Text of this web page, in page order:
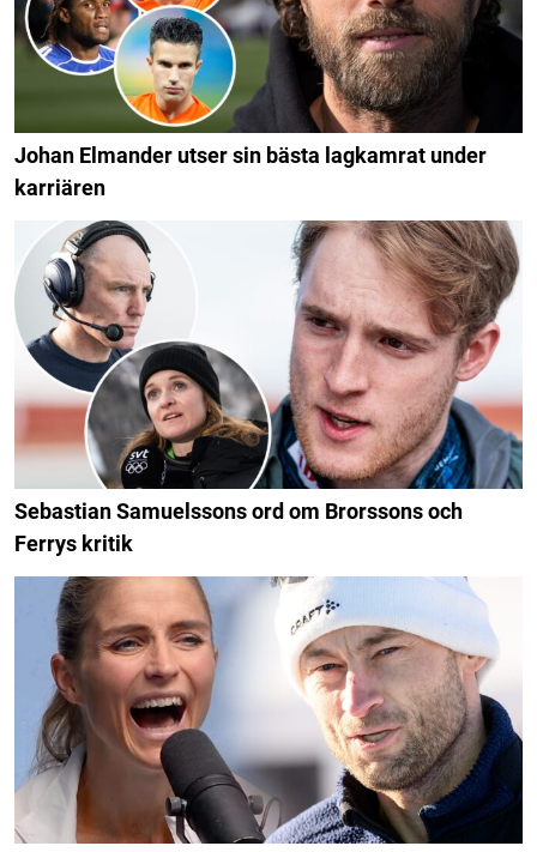
Johan Elmander utser sin bästa lagkamrat under
karriären
Sebastian Samuelssons ord om Brorssons och
Ferrys kritik